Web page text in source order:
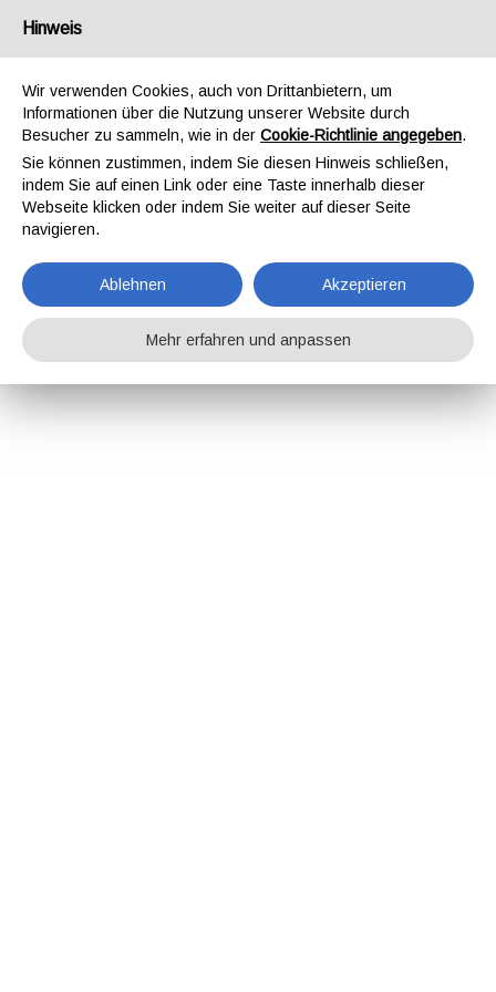
Hinweis
Wir verwenden Cookies, auch von Drittanbietern, um
Informationen über die Nutzung unserer Website durch
Besucher zu sammeln, wie in der Cookie-Richtlinie angegeben.
Sie können zustimmen, indem Sie diesen Hinweis schließen,
indem Sie auf einen Link oder eine Taste innerhalb dieser
Webseite klicken oder indem Sie weiter auf dieser Seite
navigieren.
Ablehnen Akzeptieren
Mehr erfahren und anpassen